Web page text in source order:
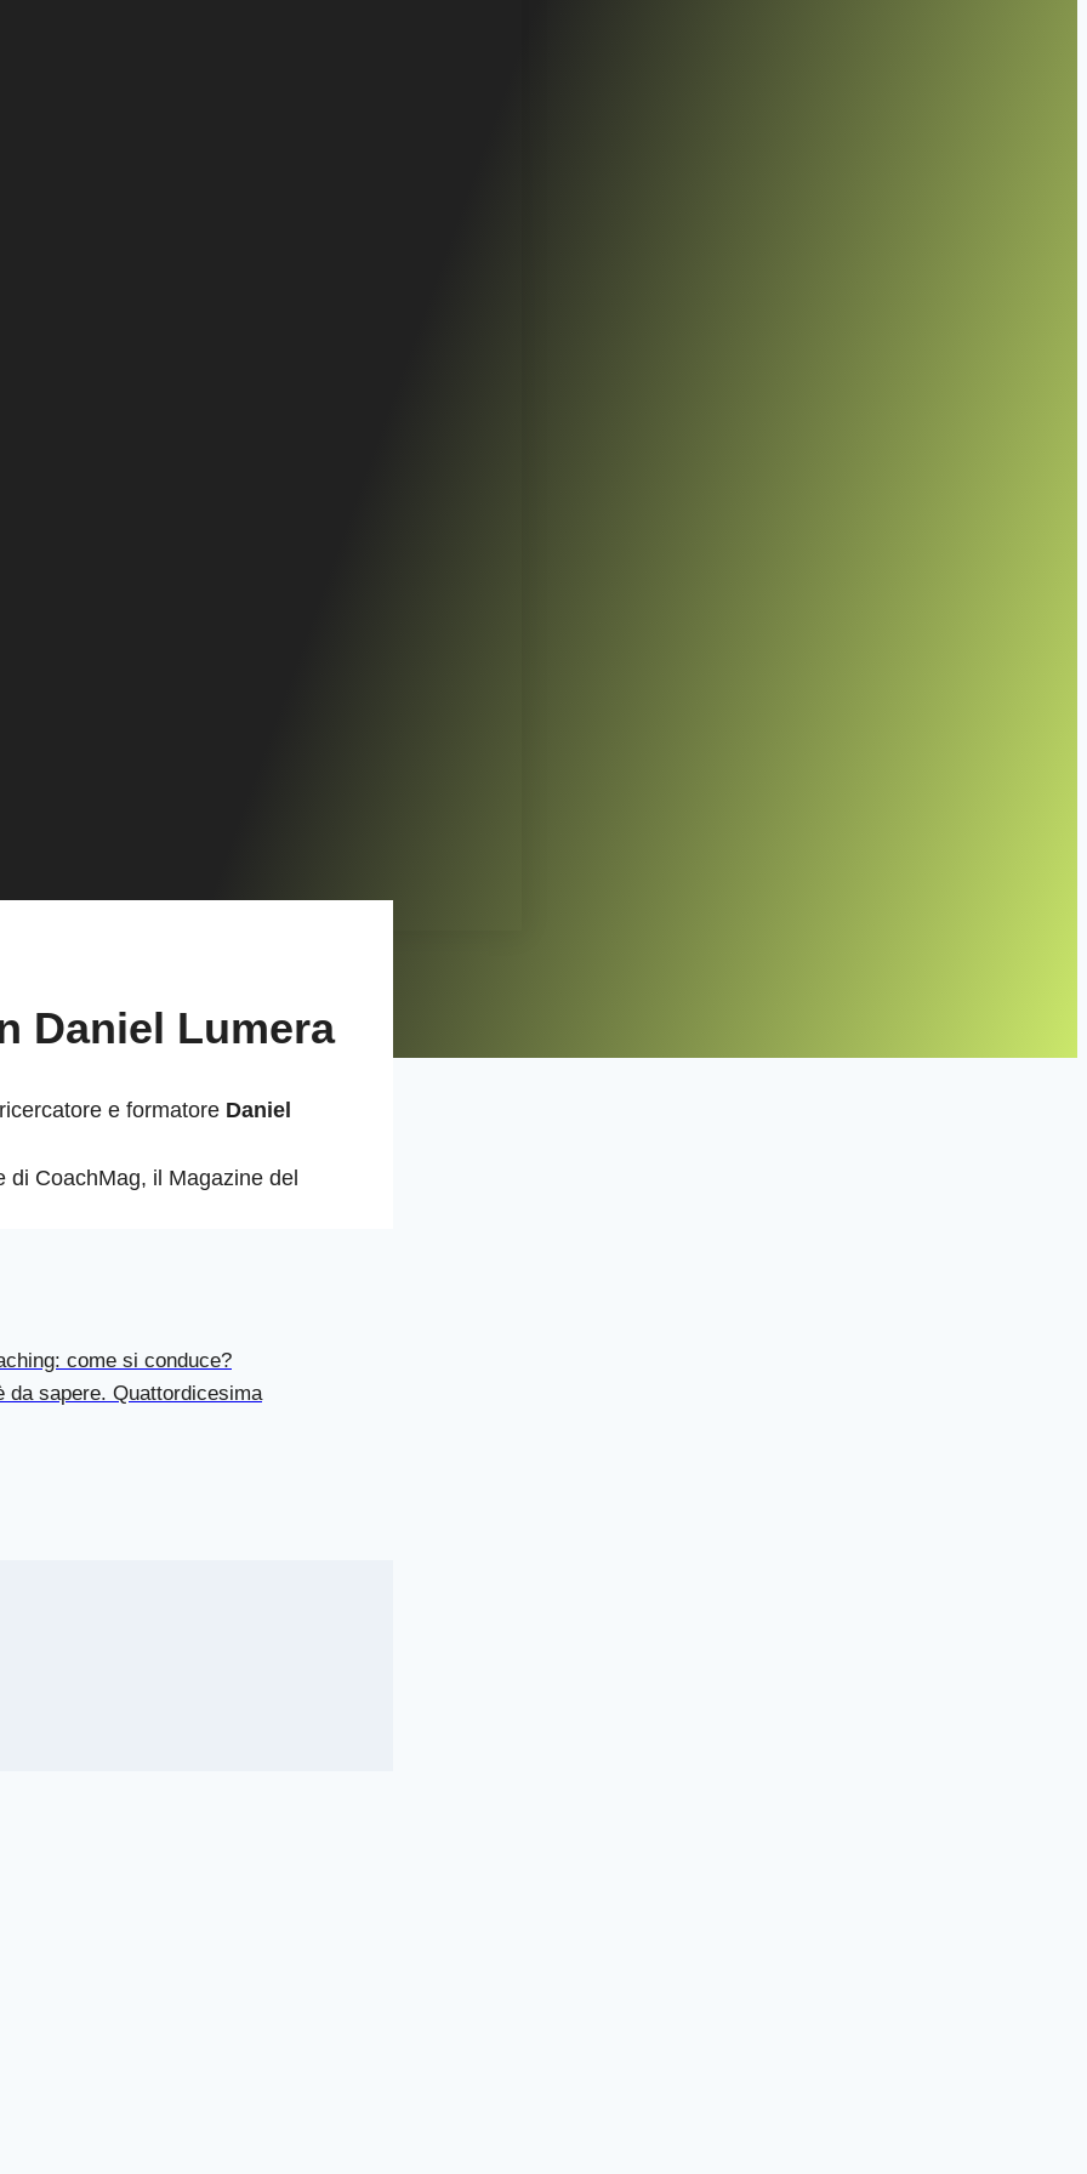
Daniel Lumera
e formatore Daniel
di CoachMag, il Magazine del
come si conduce?
da sapere. Quattordicesima